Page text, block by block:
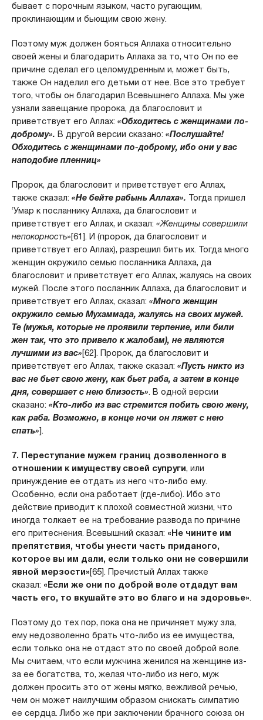
бывает с порочным языком, часто ругающим,
проклинающим и бьющим свою жену.
Поэтому муж должен бояться Аллаха относительно
своей жены и благодарить Аллаха за то, что Он по ее
причине сделал его целомудренным и, может быть,
также Он наделил его детьми от нее. Все это требует
того, чтобы он благодарил Всевышнего Аллаха. Мы уже
узнали завещание пророка, да благословит и
приветствует его Аллах: «Обходитесь с женщинами по-
доброму». В другой версии сказано: «Послушайте!
Обходитесь с женщинами по-доброму, ибо они у вас
наподобие пленниц»
Пророк, да благословит и приветствует его Аллах,
также сказал: «Не бейте рабынь Аллаха». Тогда пришел
‘Умар к посланнику Аллаха, да благословит и
приветствует его Аллах, и сказал: «Женщины совершили
непокорность»[61]. И (пророк, да благословит и
приветствует его Аллах), разрешил бить их. Тогда много
женщин окружило семью посланника Аллаха, да
благословит и приветствует его Аллах, жалуясь на своих
мужей. После этого посланник Аллаха, да благословит и
приветствует его Аллах, сказал: «Много женщин
окружило семью Мухаммада, жалуясь на своих мужей.
Те (мужья, которые не проявили терпение, или били
жен так, что это привело к жалобам), не являются
лучшими из вас»[62]. Пророк, да благословит и
приветствует его Аллах, также сказал: «Пусть никто из
вас не бьет свою жену, как бьет раба, а затем в конце
дня, совершает с нею близость». В одной версии
сказано: «Кто-либо из вас стремится побить свою жену,
как раба. Возможно, в конце ночи он ляжет с нею
спать»].
7. Переступание мужем границ дозволенного в
отношении к имуществу своей супруги, или
принуждение ее отдать из него что-либо ему.
Особенно, если она работает (где-либо). Ибо это
действие приводит к плохой совместной жизни, что
иногда толкает ее на требование развода по причине
его притеснения. Всевышний сказал: «Не чи­ните им
препятствия, чтобы унести часть приданого,
которое вы им дали, если только они не совершили
явной мерзости»[65]. Пречистый Аллах также
сказал: «Если же они по доброй воле отдадут вам
часть его, то вкушайте это во бла­го и на здоровье».
Поэтому до тех пор, пока она не причиняет мужу зла,
ему недозволенно брать что-либо из ее имущества,
если только она не отдаст это по своей доброй воле.
Мы считаем, что если мужчина женился на женщине из-
за ее богатства, то, желая что-либо из него, муж
должен просить это от жены мягко, вежливой речью,
чем он может наилучшим образом снискать симпатию
ее сердца. Либо же при заключении брачного союза он